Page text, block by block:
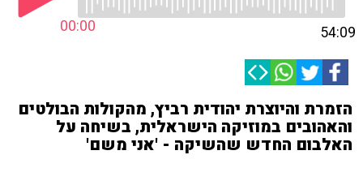
00:00 54:09
הזמרת והיוצרת יהודית רביץ, מהקולות הבולטים
והאהובים במוזיקה הישראלית, בשיחה על
האלבום החדש שהשיקה - 'אני משם'